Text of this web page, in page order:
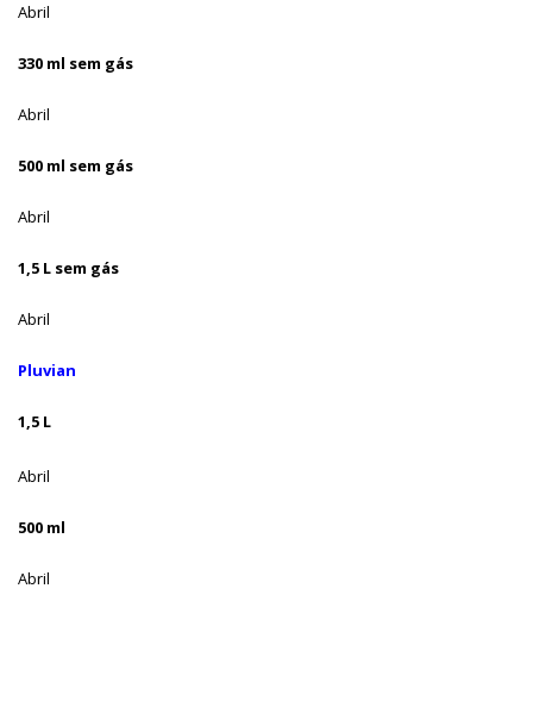
Abril
330 ml sem gás
Abril
500 ml sem gás
Abril
1,5 L sem gás
Abril
Pluvian
1,5 L
Abril
500 ml
Abril